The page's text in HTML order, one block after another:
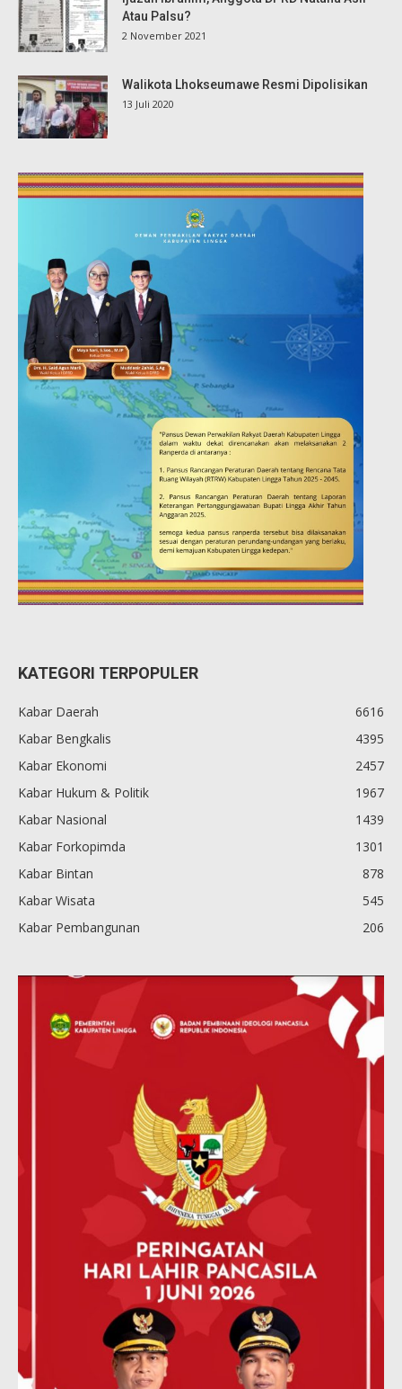
Atau Palsu?
2 November 2021
Walikota Lhokseumawe Resmi Dipolisikan
13 Juli 2020
KATEGORI TERPOPULER
Kabar Daerah
6616
Kabar Bengkalis
4395
Kabar Ekonomi
2457
Kabar Hukum & Politik
1967
Kabar Nasional
1439
Kabar Forkopimda
1301
Kabar Bintan
878
Kabar Wisata
545
Kabar Pembangunan
206